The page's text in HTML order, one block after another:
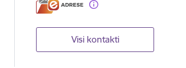
Visi kontakti